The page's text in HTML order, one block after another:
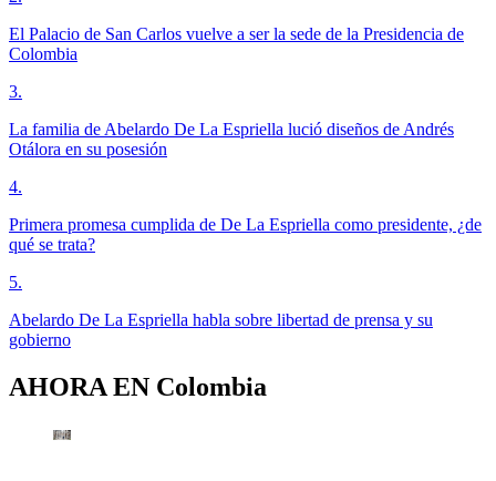
El Palacio de San Carlos vuelve a ser la sede de la Presidencia de
Colombia
3.
La familia de Abelardo De La Espriella lució diseños de Andrés
Otálora en su posesión
4.
Primera promesa cumplida de De La Espriella como presidente, ¿de
qué se trata?
5.
Abelardo De La Espriella habla sobre libertad de prensa y su
gobierno
AHORA EN Colombia